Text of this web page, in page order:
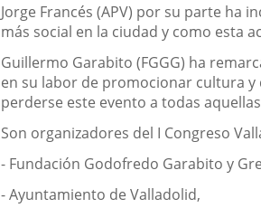
Jorge Francés (APV) por su parte ha
más social en la ciudad y como esta
Guillermo Garabito (FGGG) ha
en su labor de promocionar cultura y
perderse este evento a todas
Son organizadores del I Congreso
- Fundación Godofredo Garabito y
- Ayuntamiento de Valladolid,